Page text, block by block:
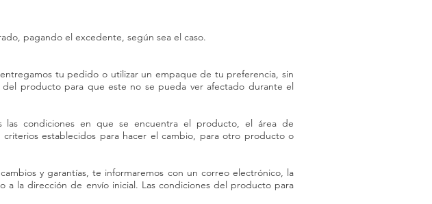
pagando el excedente, según sea el caso.
tu pedido o utilizar un empaque de tu preferencia, sin
producto para que este no se pueda ver afectado durante el
las condiciones en que se encuentra el producto, el área de
establecidos para hacer el cambio, para otro producto o
y garantías, te informaremos con un correo electrónico, la
la dirección de envío inicial. Las condiciones del producto para